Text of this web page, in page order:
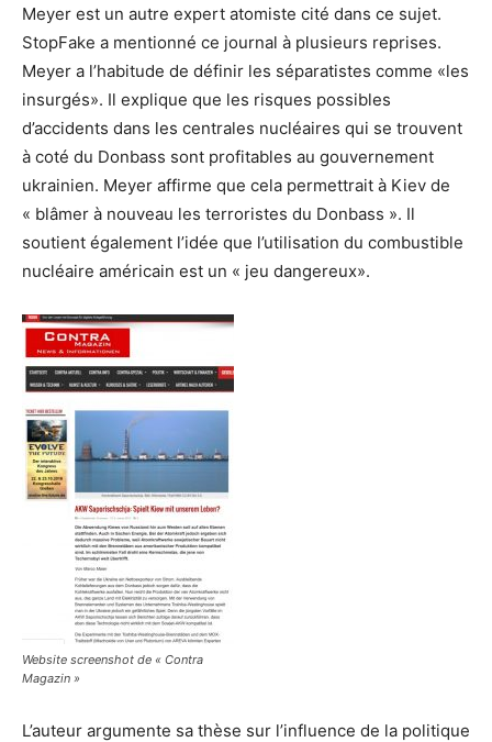
Meyer est un autre expert atomiste cité dans ce sujet.
StopFake a mentionné ce journal à plusieurs reprises.
Meyer a l’habitude de définir les séparatistes comme «les
insurgés». Il explique que les risques possibles
d’accidents dans les centrales nucléaires qui se trouvent
à coté du Donbass sont profitables au gouvernement
ukrainien. Meyer affirme que cela permettrait à Kiev de
« blâmer à nouveau les terroristes du Donbass ». Il
soutient également l’idée que l’utilisation du combustible
nucléaire américain est un « jeu dangereux».
Website screenshot de « Contra
Magazin »
L’auteur argumente sa thèse sur l’influence de la politique